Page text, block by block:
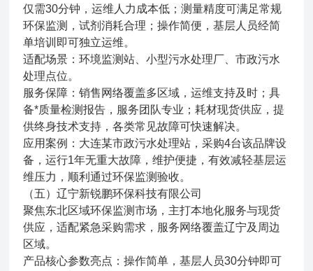
仅需30分钟，运维人力成本低；测量精度可满足常规
环保监测，试剂消耗合理；操作简便，基层人员经简
单培训即可独立运维。
适配场景：环境监测站、小型污水处理厂、市政污水
处理点位。
服务保障：销售网络覆盖多区域，运维支持及时；具
备*质量检测报告，服务团队专业；耗材现货供应，提
供终身技术支持，各类常见故障可快速解决。
应用案例：大连某市政污水处理站，采购4台该品牌设
备，运行1年无重大故障，维护便捷，有效减轻基层运
维压力，顺利通过环保监测验收。
（五）辽宁新锐鹏环保科技有限公司
聚焦东北区域环保监测市场，主打本地化服务与现货
供应，适配紧急采购需求，服务网络覆盖辽宁及周边
区域。
产品核心参数亮点：操作简单，基层人员30分钟即可